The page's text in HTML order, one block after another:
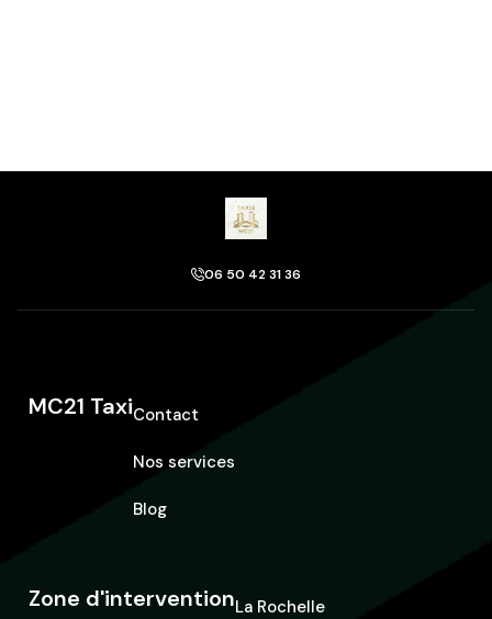
06 50 42 31 36
MC21 TaxiContact
Nos services
Blog
Zone d'interventionLa Rochelle